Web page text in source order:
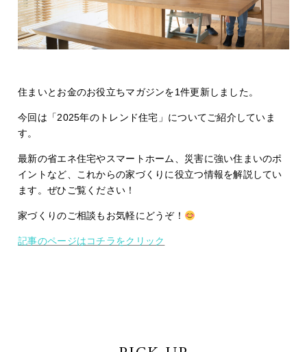
住まいとお金のお役立ちマガジンを1件更新しました。
今回は「2025年のトレンド住宅」についてご紹介していま
す。
最新の省エネ住宅やスマートホーム、災害に強い住まいのポ
イントなど、これからの家づくりに役立つ情報を解説してい
ます。ぜひご覧ください！
家づくりのご相談もお気軽にどうぞ！
記事のページはコチラをクリック